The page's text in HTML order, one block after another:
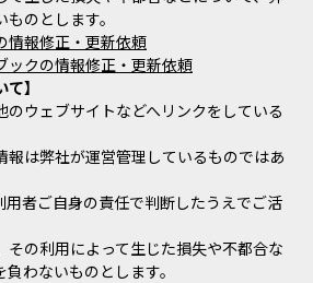
のとします。
情報修正・更新依頼
ックの情報修正・更新依頼
て
のウェブサイトなどへリンクをしている
報は弊社が運営管理しているものではあ
用者ご自身の責任で判断したうえでご活
その利用によって生じた損失や不都合な
わないものとします。